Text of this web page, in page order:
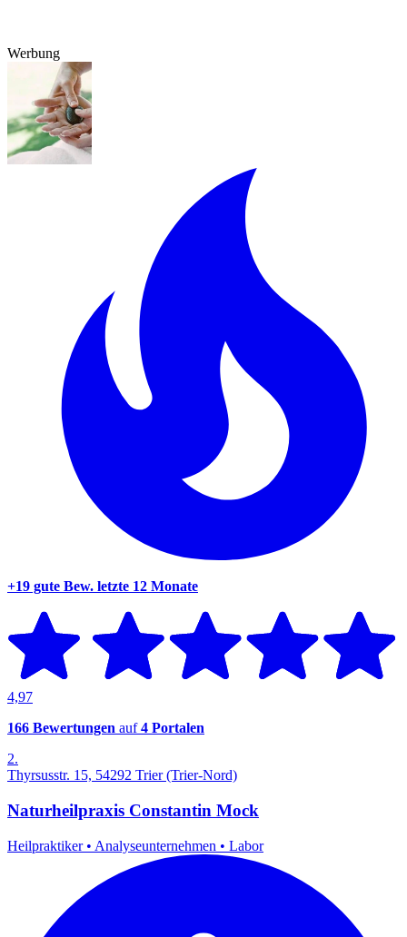
Werbung
+19 gute Bew. letzte 12 Monate
4,97
166 Bewertungen auf4 Portalen
2.
Thyrsusstr. 15, 54292 Trier (Trier-Nord)
Naturheilpraxis Constantin Mock
Heilpraktiker • Analyseunternehmen • Labor